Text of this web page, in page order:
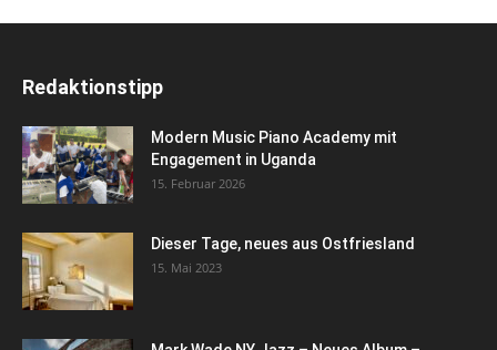
Redaktionstipp
Modern Music Piano Academy mit
Engagement in Uganda
15. Februar 2026
Dieser Tage, neues aus Ostfriesland
15. Mai 2023